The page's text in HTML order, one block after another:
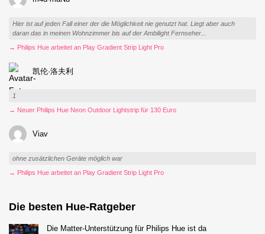
Hier ist auf jeden Fall einer der die Möglichkeit nie genutzt hat. Liegt aber auch
daran das in meinen Wohnzimmer bis auf der Ambilight Fernseher...
→ Philips Hue arbeitet an Play Gradient Strip Light Pro
凯伦·洛夫利
1
→ Neuer Philips Hue Neon Outdoor Lightstrip für 130 Euro
Viav
ohne zusätzlichen Geräte möglich war
→ Philips Hue arbeitet an Play Gradient Strip Light Pro
Die besten Hue-Ratgeber
Die Matter-Unterstützung für Philips Hue ist da